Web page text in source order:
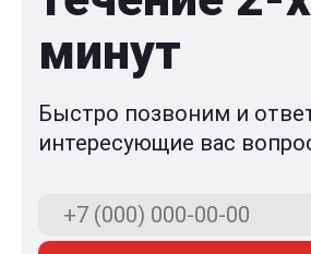
минут
Быстро позвоним и
интересующие вас